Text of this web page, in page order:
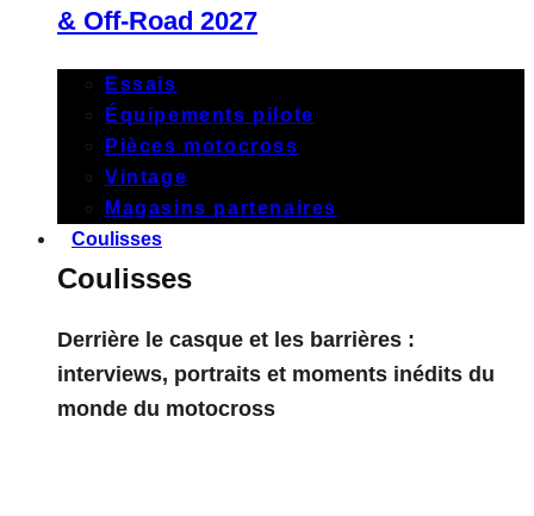
& Off-Road 2027
Essais
Équipements pilote
Pièces motocross
Vintage
Magasins partenaires
Coulisses
Coulisses
Derrière le casque et les barrières :
interviews, portraits et moments inédits du
monde du motocross